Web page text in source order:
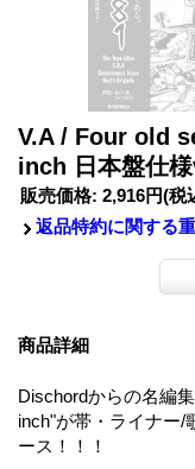
V.A / Four old
inch 日本盤仕
販売価格: 2,916円(税
返品特約に関する
商品詳細
Dischordからの名編
inch"が帯・ライナー/
ース！！！